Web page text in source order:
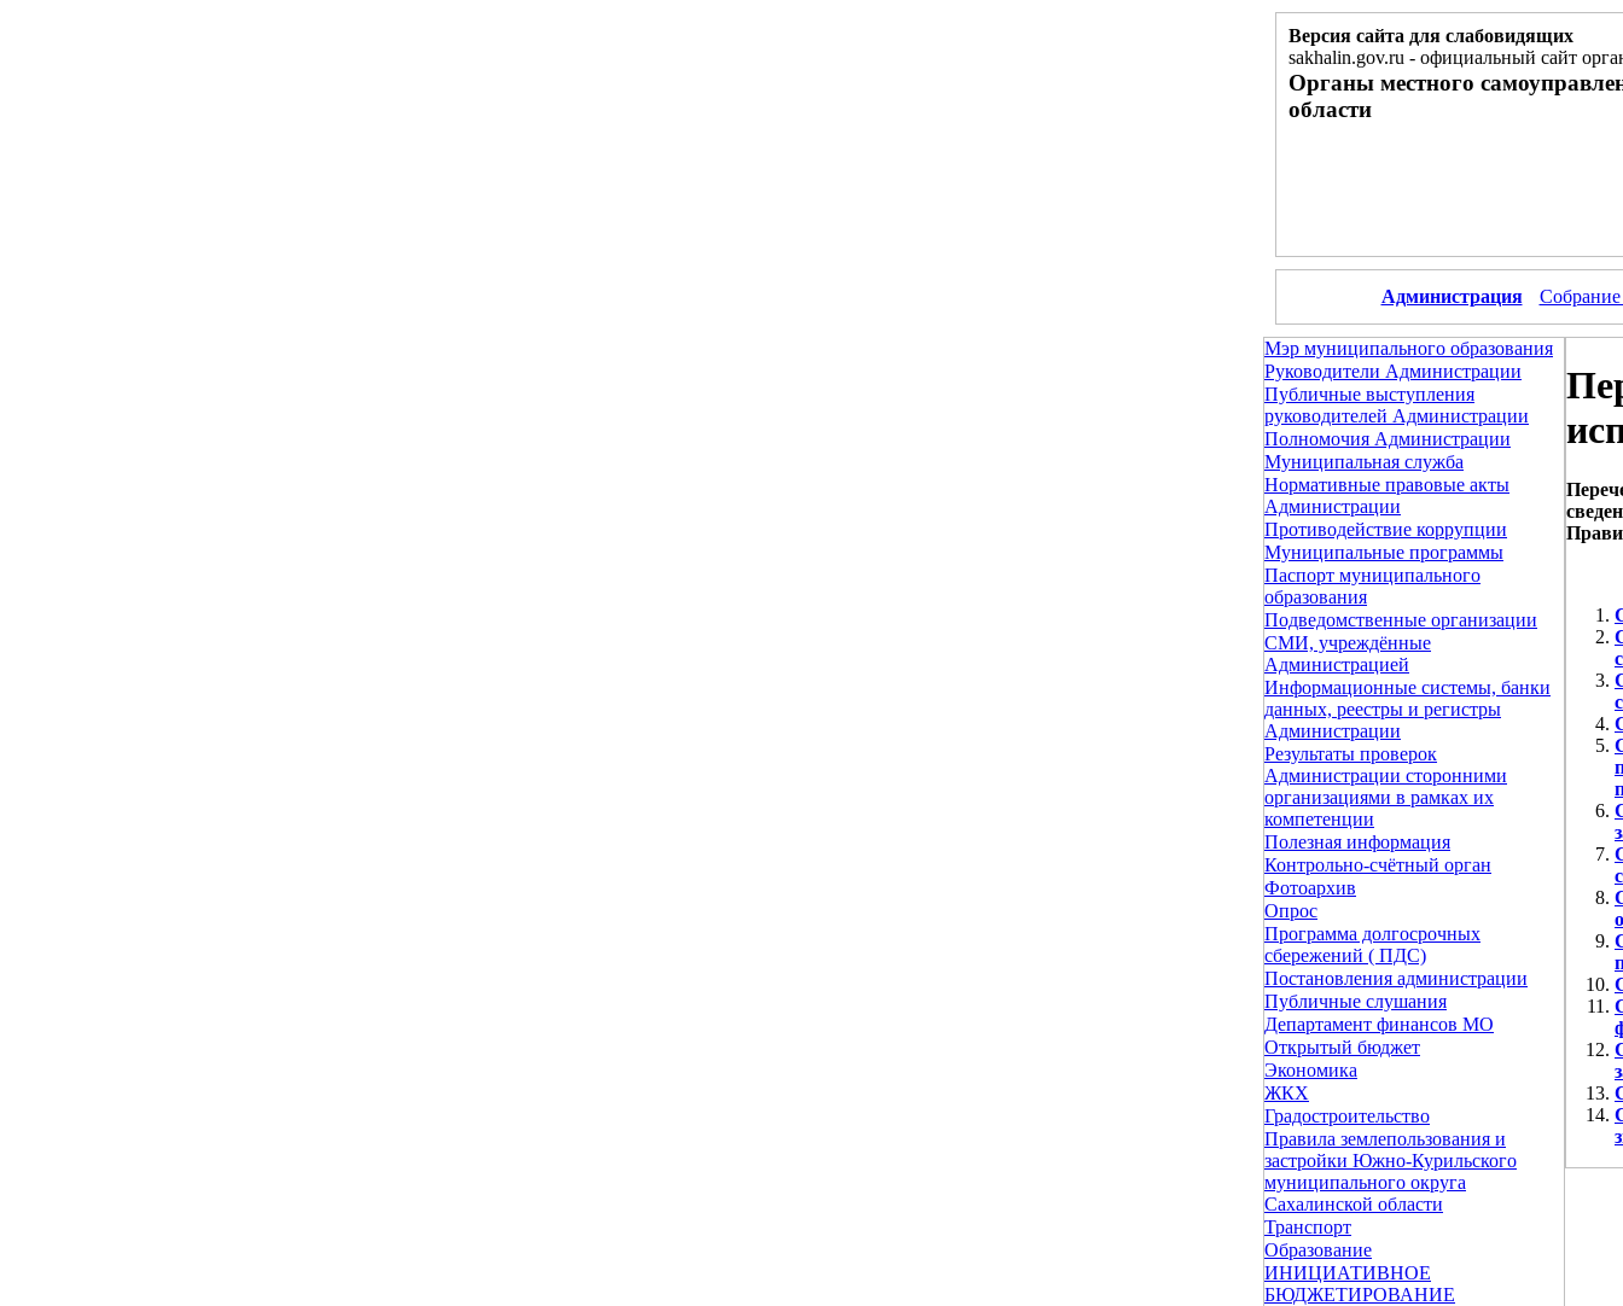
Версия сайта для слабовидящих
sakhalin.gov.ru - официальный сайт
Органы местного
области
Администрация Собрание
Мэр муниципального образования
Руководители Администрации
Публичные выступления
руководителей Администрации
Полномочия Администрации
Муниципальная служба
Нормативные правовые акты
Администрации
Противодействие коррупции
Муниципальные программы
Паспорт муниципального
образования
Подведомственные организации
СМИ, учреждённые
Администрацией
Информационные системы, банки
данных, реестры и регистры
Администрации
Результаты проверок
Администрации сторонними
организациями в рамках их
компетенции
Полезная информация
Контрольно-счётный орган
Фотоархив
Опрос
Программа долгосрочных
сбережений ( ПДС)
Постановления администрации
Публичные слушания
Департамент финансов МО
Открытый бюджет
Экономика
ЖКХ
Градостроительство
Правила землепользования и
застройки Южно-Курильского
муниципального округа
Сахалинской области
Транспорт
Образование
ИНИЦИАТИВНОЕ
БЮДЖЕТИРОВАНИЕ